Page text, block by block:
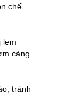
chế
lem
càng
tránh